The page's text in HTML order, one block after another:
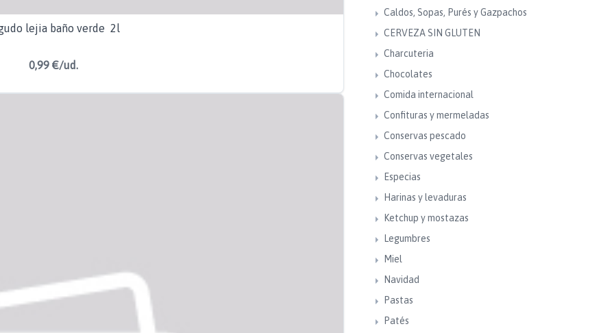
lejia baño verde 2l
0,99 €/ud.
Caldos, Sopas, Purés y Gazpachos
CERVEZA SIN GLUTEN
Charcuteria
Chocolates
Comida internacional
Confituras y mermeladas
Conservas pescado
Conservas vegetales
Especias
Harinas y levaduras
Ketchup y mostazas
Legumbres
Miel
Navidad
Pastas
Patés